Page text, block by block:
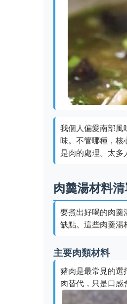
我個人偏愛南部風
味。不管哪種，核
是肉的處理。太多
肉羹湯材料
要煮出好喝的肉羹
缺點。這些肉羹湯
主要肉類材料
豬肉是最常見的選
肉替代，只是口感